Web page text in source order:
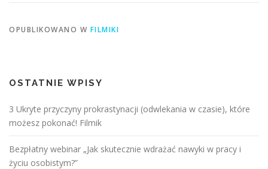
OPUBLIKOWANO W FILMIKI
OSTATNIE WPISY
3 Ukryte przyczyny prokrastynacji (odwlekania w czasie), które
możesz pokonać! Filmik
Bezpłatny webinar „Jak skutecznie wdrażać nawyki w pracy i
życiu osobistym?”